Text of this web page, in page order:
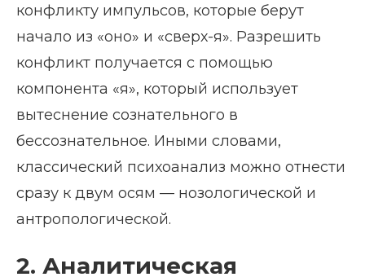
конфликту импульсов, которые берут
начало из «оно» и «сверх-я». Разрешить
конфликт получается с помощью
компонента «я», который использует
вытеснение сознательного в
бессознательное. Иными словами,
классический психоанализ можно отнести
сразу к двум осям — нозологической и
антропологической.
2. Аналитическая